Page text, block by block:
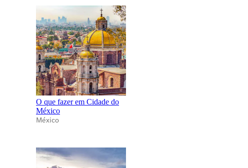
O que fazer em Cidade do
México
México